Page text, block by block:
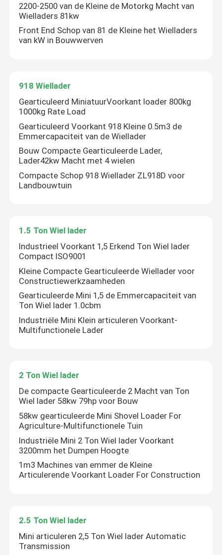
Huis
2200-2500 van de Kleine de Motorkg Macht van
Wielladers 81kw
Front End Schop van 81 de Kleine het Wielladers
van kW in Bouwwerven
918 Wiellader
Gearticuleerd MiniatuurVoorkant loader 800kg
1000kg Rate Load
Gearticuleerd Voorkant 918 Kleine 0.5m3 de
Emmercapaciteit van de Wiellader
Bouw Compacte Gearticuleerde Lader,
Lader42kw Macht met 4 wielen
Compacte Schop 918 Wiellader ZL918D voor
Landbouwtuin
1.5 Ton Wiel lader
Industrieel Voorkant 1,5 Erkend Ton Wiel lader
Compact ISO9001
Kleine Compacte Gearticuleerde Wiellader voor
Constructiewerkzaamheden
Gearticuleerde Mini 1,5 de Emmercapaciteit van
Ton Wiel lader 1.0cbm
Industriële Mini Klein articuleren Voorkant-
Multifunctionele Lader
2 Ton Wiel lader
De compacte Gearticuleerde 2 Macht van Ton
Wiel lader 58kw 79hp voor Bouw
58kw gearticuleerde Mini Shovel Loader For
Agriculture-Multifunctionele Tuin
Industriële Mini 2 Ton Wiel lader Voorkant
3200mm het Dumpen Hoogte
1m3 Machines van emmer de Kleine
Articulerende Voorkant Loader For Construction
2.5 Ton Wiel lader
Mini articuleren 2,5 Ton Wiel lader Automatic
Transmission